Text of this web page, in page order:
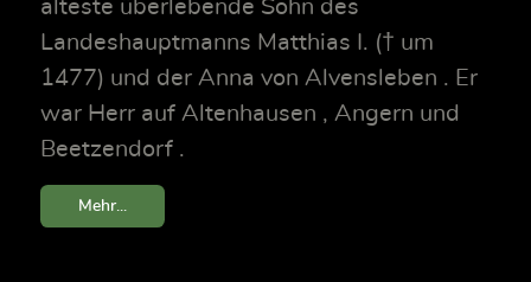
älteste überlebende Sohn des
Landeshauptmanns Matthias I. († um
1477) und der Anna von Alvensleben . Er
war Herr auf Altenhausen , Angern und
Beetzendorf .
Mehr...